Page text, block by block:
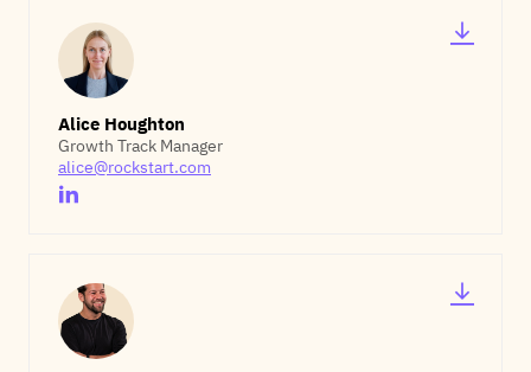
Alice Houghton
Growth Track Manager
alice@rockstart.com